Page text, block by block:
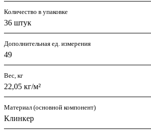
Количество в упаковке
36 штук
Дополнительная ед. измерения
49
Вес, кг
22,05 кг/м²
Материал (основной компонент)
Клинкер